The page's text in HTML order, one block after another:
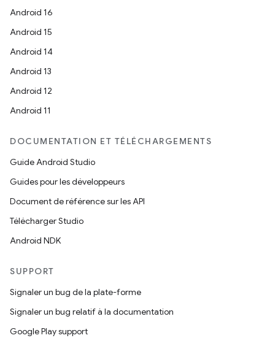
Android 16
Android 15
Android 14
Android 13
Android 12
Android 11
DOCUMENTATION ET TÉLÉCHARGEMENTS
Guide Android Studio
Guides pour les développeurs
Document de référence sur les API
Télécharger Studio
Android NDK
SUPPORT
Signaler un bug de la plate-forme
Signaler un bug relatif à la documentation
Google Play support